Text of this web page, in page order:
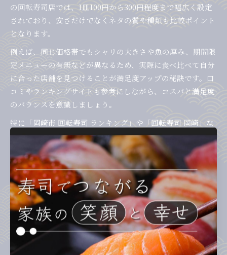
の回転寿司店では、1皿100円から300円程度まで幅広く設定
されており、安さだけでなくネタの質や種類も比較ポイント
となります。
例えば、同じ価格帯でもシャリの大きさや魚の厚み、期間限
定メニューの有無などが異なるため、実際に食べ比べて自分
に合った店舗を見つけることが満足度アップの秘訣です。口
コミやランキングサイトも参考にしながら、コスパと満足度
のバランスを意識しましょう。
特に「岡崎市 回転寿司 ランキング」や「回転寿司 岡崎」な
どの検索ワードで情報収集すると、実際の利用者の声やお得
なキャンペーン情報も入手しやすくなります。コスパ重視派
には、平日限定セットや季節フェアの活用もおすすめです。
家族向け回転寿司で注目すべきポイント
家族で回転寿司を利用する場合、子どもや高齢者も楽しめる
メニュー構成やサービス内容に注目しましょう。岡崎市の回
転寿司店では、キッズメニューやデザート、サイドメニュー
の充実度が家族連れにとって大きなポイントとなります。